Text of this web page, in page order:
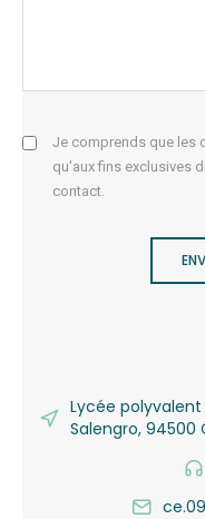
Je comprends que les
qu'aux fins exclusives
contact.
Lycée polyvalent
Salengro,